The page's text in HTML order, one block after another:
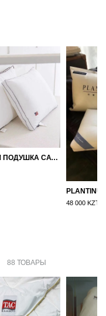
PLANTINUM ПОДУШКА САТИН, ШЕЛК 50Х70
48 000 KZT
88 ТОВАРЫ